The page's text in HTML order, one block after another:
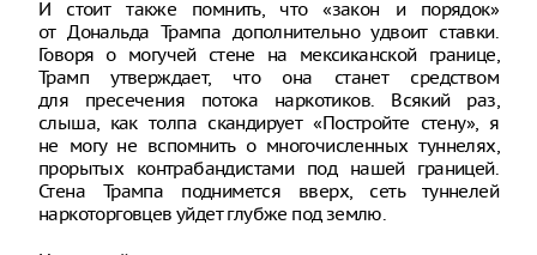
И стоит также помнить, что «закон и порядок»
от Дональда Трампа дополнительно удвоит ставки.
Говоря о могучей стене на мексиканской границе,
Трамп утверждает, что она станет средством
для пресечения потока наркотиков. Всякий раз,
слыша, как толпа скандирует «Постройте стену», я
не могу не вспомнить о многочисленных туннелях,
прорытых контрабандистами под нашей границей.
Стена Трампа поднимется вверх, сеть туннелей
наркоторговцев уйдет глубже под землю.